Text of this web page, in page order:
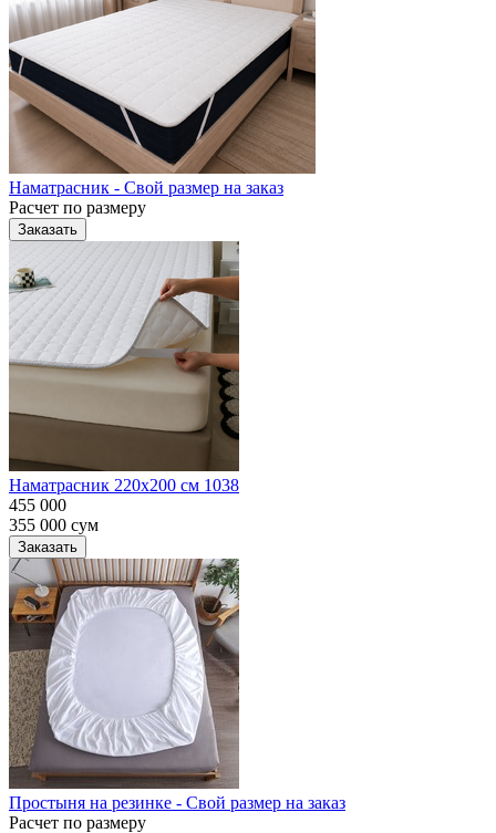
Наматрасник - Свой размер на заказ
Расчет по размеру
Заказать
Наматрасник 220х200 см 1038
455 000
355 000 сум
Заказать
Простыня на резинке - Свой размер на заказ
Расчет по размеру